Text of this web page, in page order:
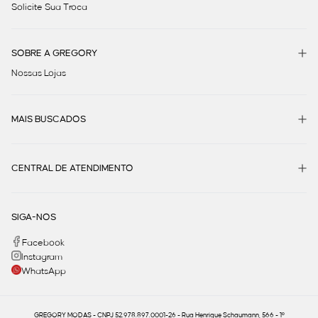
rasteiras,tornando o seu visual ainda mais moderno.
Encontre seu macacão na Gregory!
Longo, curto ou pantalona, o macacão alfaiataria feminino é
Garanta já o seu na Gregory com parcelamento em até 6x
Encontre outras categorias
Solicite Sua Troca
SOBRE A GREGORY
Nossas Lojas
MAIS BUSCADOS
CENTRAL DE ATENDIMENTO
SIGA-NOS
Facebook
Instagram
WhatsApp
GREGORY MODAS - CNPJ 52.978.897.0001-26 - Rua Henrique Schaumann, 566 - 1º